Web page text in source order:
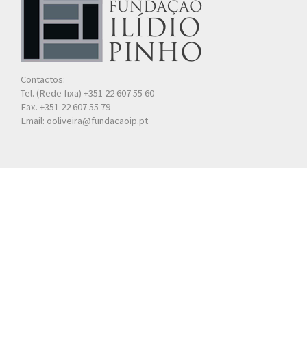
Contactos:
Tel. (Rede fixa) +351 22 607 55 60
Fax. +351 22 607 55 79
Email: ooliveira@fundacaoip.pt